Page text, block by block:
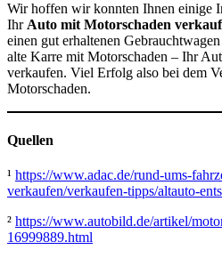
Wir hoffen wir konnten Ihnen einige
Ihr Auto mit Motorschaden
einen gut erhaltenen
alte Karre mit Motorschaden – Ihr
verkaufen. Viel Erfolg also bei dem
Motorschaden.
Quellen
¹ https://www.adac.de/rund-ums-
verkaufen/verkaufen-tipps/altauto-
² https://www.autobild.de/artikel/
16999889.html